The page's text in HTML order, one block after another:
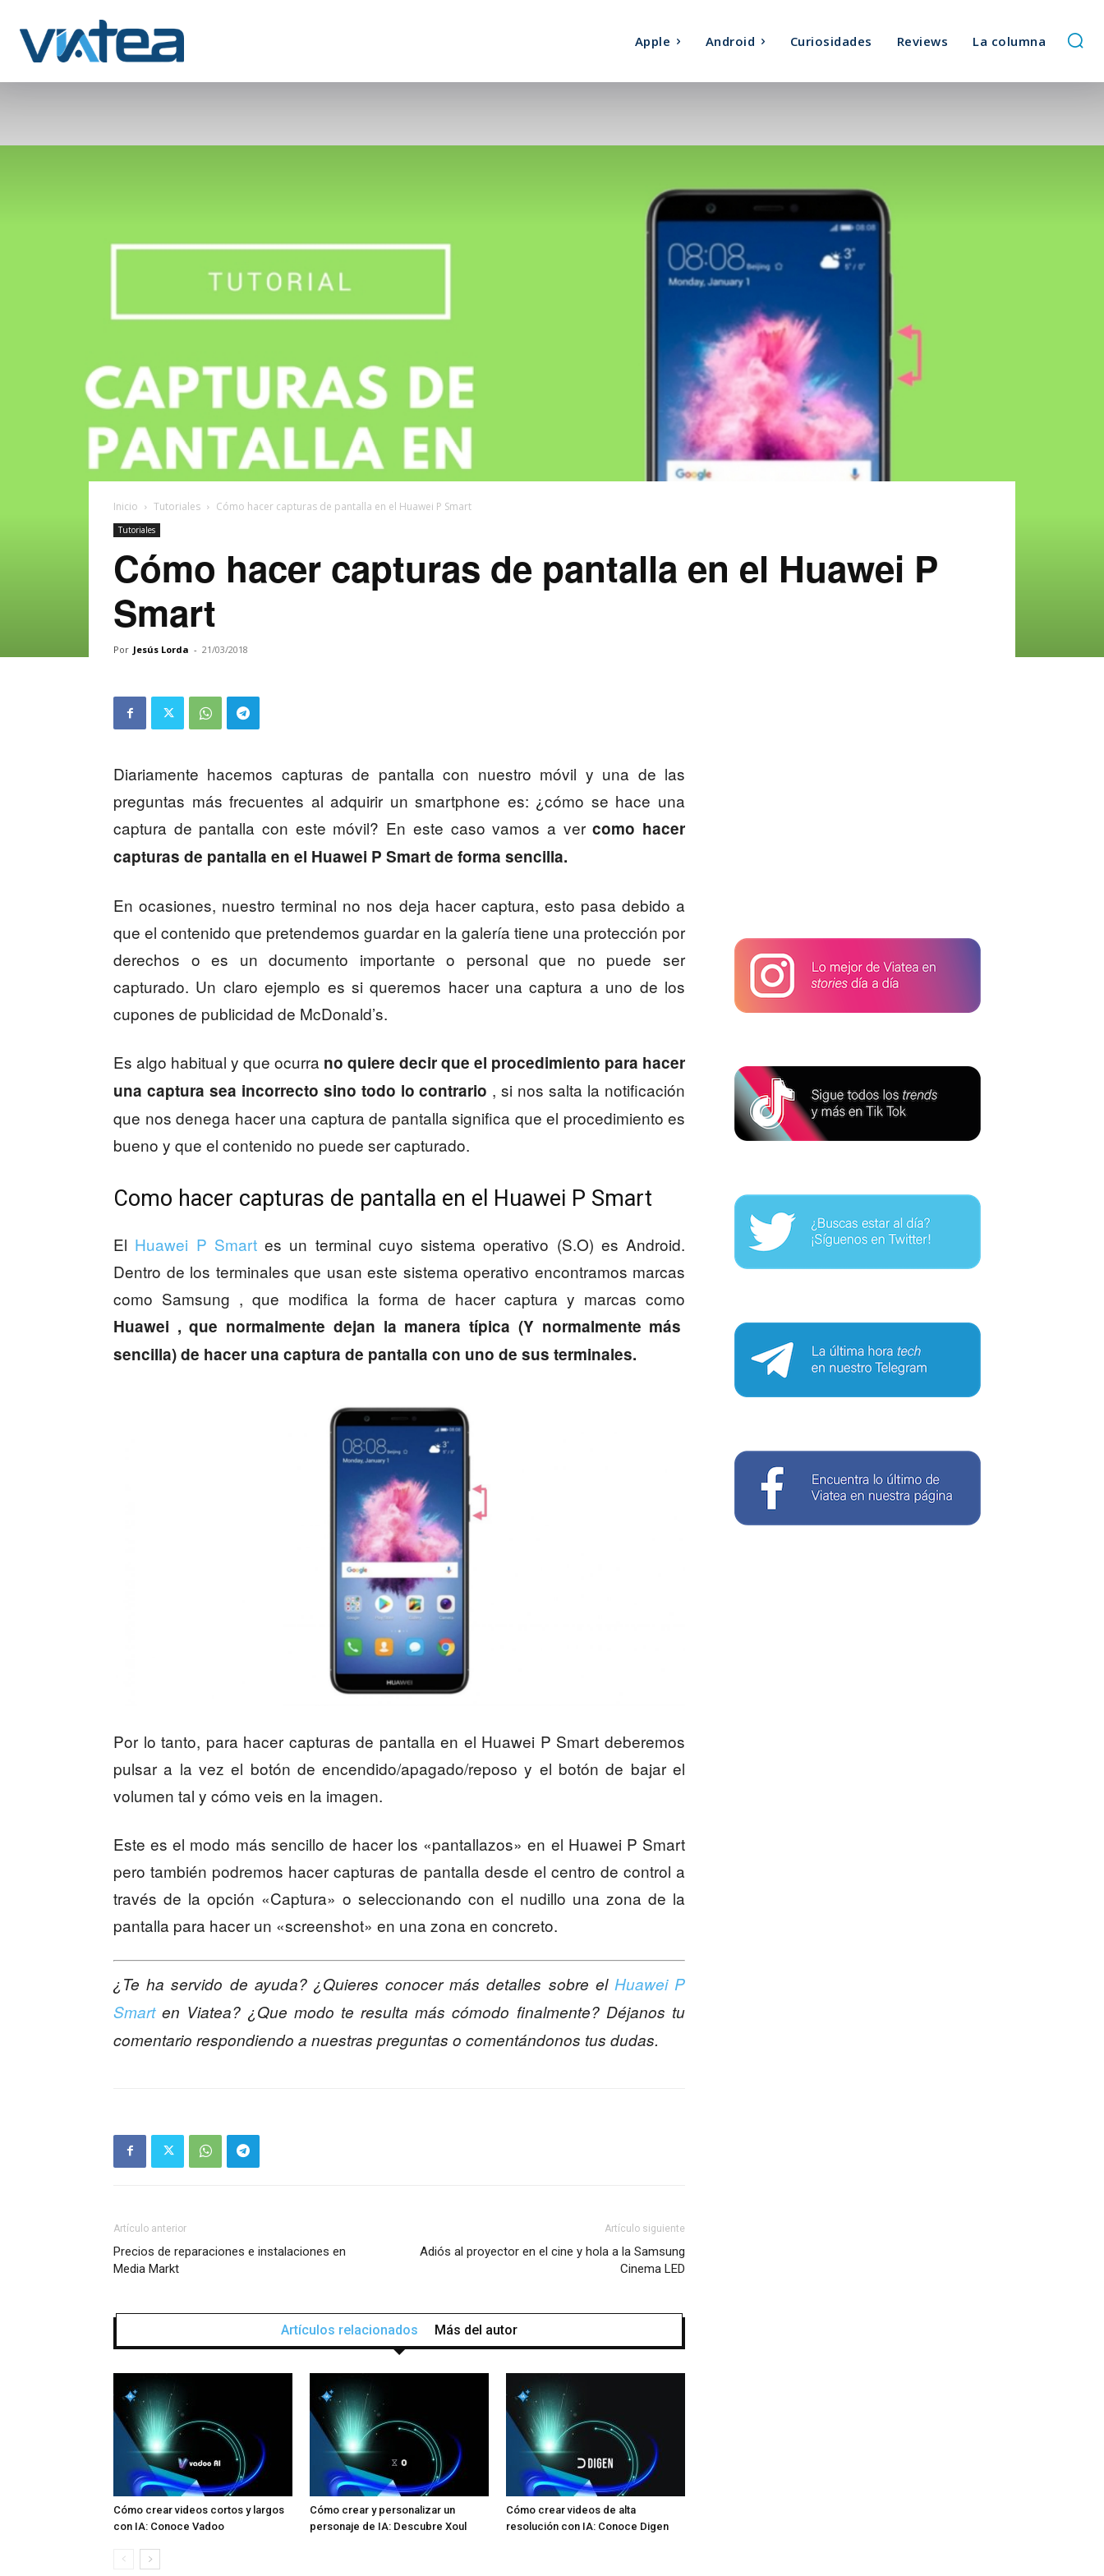
Apple Android Curiosidades Reviews La columna
Inicio Tutoriales Cómo hacer capturas de pantalla en el Huawei P Smart
Tutoriales
Cómo hacer capturas de pantalla en el Huawei P
Smart
Por Jesús Lorda - 21/03/2018
Diariamente hacemos capturas de pantalla con nuestro móvil y una de las
preguntas más frecuentes al adquirir un smartphone es: ¿cómo se hace una
captura de pantalla con este móvil? En este caso vamos a vercomo hacer
capturas de pantalla en el Huawei P Smart de forma sencilla.
En ocasiones, nuestro terminal no nos deja hacer captura, esto pasa debido a
que el contenido que pretendemos guardar en la galería tiene una protección por
derechos o es un documento importante o personal que no puede ser
capturado. Un claro ejemplo es si queremos hacer una captura a uno de los
cupones de publicidad de McDonald’s.
Es algo habitual y que ocurra no quiere decir que el procedimiento para hacer
una captura sea incorrecto sino todo lo contrario , si nos salta la notificación
que nos denega hacer una captura de pantalla significa que el procedimiento es
bueno y que el contenido no puede ser capturado.
Como hacer capturas de pantalla en el Huawei P Smart
El Huawei P Smartes un terminal cuyo sistema operativo (S.O) es Android.
Dentro de los terminales que usan este sistema operativo encontramos marcas
como Samsung , que modifica la forma de hacer captura y marcas como
Huawei , que normalmente dejan la manera típica (Y normalmente más
sencilla) de hacer una captura de pantalla con uno de sus terminales.
Por lo tanto, para hacer capturas de pantalla en el Huawei P Smart deberemos
pulsar a la vez el botón de encendido/apagado/reposo y el botón de bajar el
volumen tal y cómo veis en la imagen.
Este es el modo más sencillo de hacer los «pantallazos» en el Huawei P Smart
pero también podremos hacer capturas de pantalla desde el centro de control a
través de la opción «Captura» o seleccionando con el nudillo una zona de la
pantalla para hacer un «screenshot» en una zona en concreto.
¿Te ha servido de ayuda? ¿Quieres conocer más detalles sobre el Huawei P
Smarten Viatea? ¿Que modo te resulta más cómodo finalmente? Déjanos tu
comentario respondiendo a nuestras preguntas o comentándonos tus dudas.
Artículo anterior
Precios de reparaciones e instalaciones en
Media Markt
Artículo siguiente
Adiós al proyector en el cine y hola a la Samsung
Cinema LED
Artículos relacionados Más del autor
Cómo crear videos cortos y largos
con IA: Conoce Vadoo
Cómo crear y personalizar un
personaje de IA: Descubre Xoul
Cómo crear videos de alta
resolución con IA: Conoce Digen